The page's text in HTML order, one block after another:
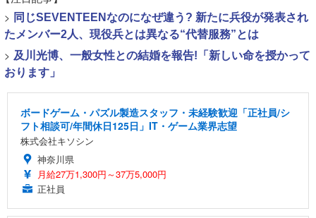
> 同じSEVENTEENなのになぜ違う? 新たに兵役が発表され
たメンバー2人、現役兵とは異なる“代替服務”とは
> 及川光博、一般女性との結婚を報告!「新しい命を授かって
おります」
ボードゲーム・パズル製造スタッフ・未経験歓迎「正社員/シ
フト相談可/年間休日125日」IT・ゲーム業界志望
株式会社キソシン
神奈川県
月給27万1,300円～37万5,000円
正社員